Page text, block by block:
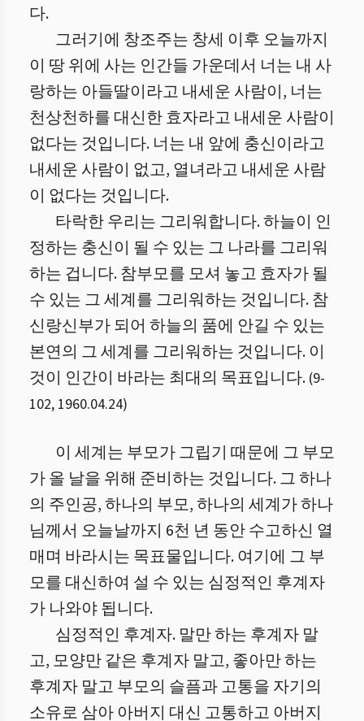
다.
그러기에 창조주는 창세 이후 오늘까지
이 땅 위에 사는 인간들 가운데서 너는 내 사
랑하는 아들딸이라고 내세운 사람이, 너는
천상천하를 대신한 효자라고 내세운 사람이
없다는 것입니다. 너는 내 앞에 충신이라고
내세운 사람이 없고, 열녀라고 내세운 사람
이 없다는 것입니다.
타락한 우리는 그리워합니다. 하늘이 인
정하는 충신이 될 수 있는 그 나라를 그리워
하는 겁니다. 참부모를 모셔 놓고 효자가 될
수 있는 그 세계를 그리워하는 것입니다. 참
신랑신부가 되어 하늘의 품에 안길 수 있는
본연의 그 세계를 그리워하는 것입니다. 이
것이 인간이 바라는 최대의 목표입니다. (9-
102, 1960.04.24)
이 세계는 부모가 그립기 때문에 그 부모
가 올 날을 위해 준비하는 것입니다. 그 하나
의 주인공, 하나의 부모, 하나의 세계가 하나
님께서 오늘날까지 6천 년 동안 수고하신 열
매며 바라시는 목표물입니다. 여기에 그 부
모를 대신하여 설 수 있는 심정적인 후계자
가 나와야 됩니다.
심정적인 후계자. 말만 하는 후계자 말
고, 모양만 같은 후계자 말고, 좋아만 하는
후계자 말고 부모의 슬픔과 고통을 자기의
소유로 삼아 아버지 대신 고통하고 아버지